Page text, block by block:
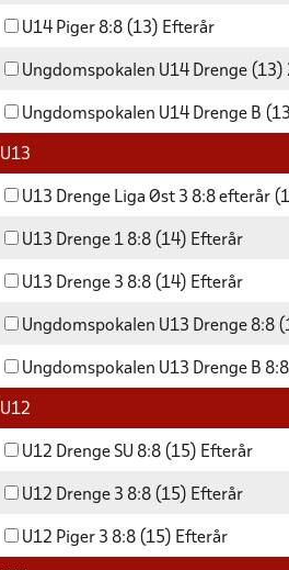
U14 Piger 8:8 (13) Efterår
Ungdomspokalen U14 Drenge (13)
Ungdomspokalen U14 Drenge B
U13
U13 Drenge Liga Øst 3 8:8 efterår
U13 Drenge 1 8:8 (14) Efterår
U13 Drenge 3 8:8 (14) Efterår
Ungdomspokalen U13 Drenge 8:8
Ungdomspokalen U13 Drenge B
U12
U12 Drenge SU 8:8 (15) Efterår
U12 Drenge 3 8:8 (15) Efterår
U12 Piger 3 8:8 (15) Efterår